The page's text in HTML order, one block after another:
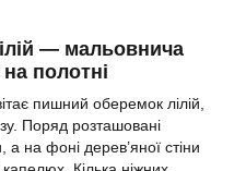
— мальовнича
полотні
пишний оберемок лілій,
Поряд розташовані
а на фоні дерев’яної стіни